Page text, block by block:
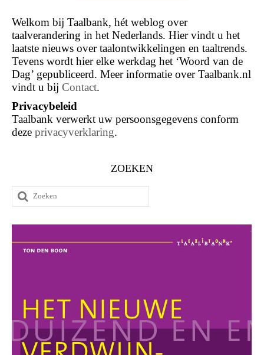
Welkom bij Taalbank, hét weblog over
taalverandering in het Nederlands. Hier vindt u het
laatste nieuws over taalontwikkelingen en taaltrends.
Tevens wordt hier elke werkdag het ‘Woord van de
Dag’ gepubliceerd. Meer informatie over Taalbank.nl
vindt u bij Contact.
Privacybeleid
Taalbank verwerkt uw persoonsgegevens conform
deze privacyverklaring.
ZOEKEN
Zoeken
naar: